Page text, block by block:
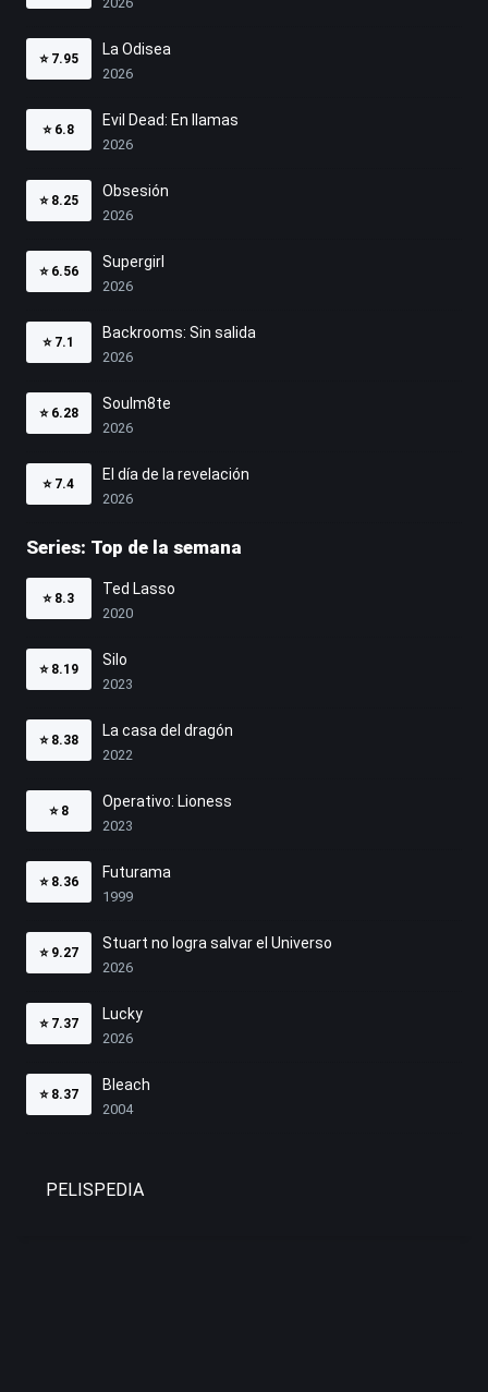
⭐ 7.95
La Odisea
2026
⭐ 6.8
Evil Dead: En llamas
2026
⭐ 8.25
Obsesión
2026
⭐ 6.56
Supergirl
2026
⭐ 7.1
Backrooms: Sin salida
2026
⭐ 6.28
Soulm8te
2026
⭐ 7.4
El día de la revelación
2026
Series: Top de la semana
⭐ 8.3
Ted Lasso
2020
⭐ 8.19
Silo
2023
⭐ 8.38
La casa del dragón
2022
⭐ 8
Operativo: Lioness
2023
⭐ 8.36
Futurama
1999
⭐ 9.27
Stuart no logra salvar el Universo
2026
⭐ 7.37
Lucky
2026
⭐ 8.37
Bleach
2004
PELISPEDIA